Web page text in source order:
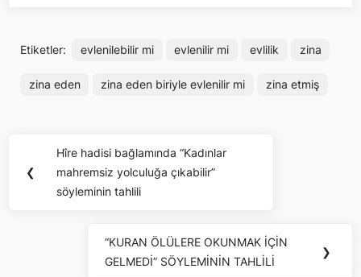
Etiketler: evlenilebilir mi evlenilir mi evlilik zina
zina eden zina eden biriyle evlenilir mi zina etmiş
gezinmesi
❮
Previous
Post:
Hîre hadisi bağlamında “Kadınlar
mahremsiz yolculuğa çıkabilir”
söyleminin tahlili
Next
Post:
“KURAN ÖLÜLERE OKUNMAK İÇİN
GELMEDİ” SÖYLEMİNİN TAHLİLİ
❯